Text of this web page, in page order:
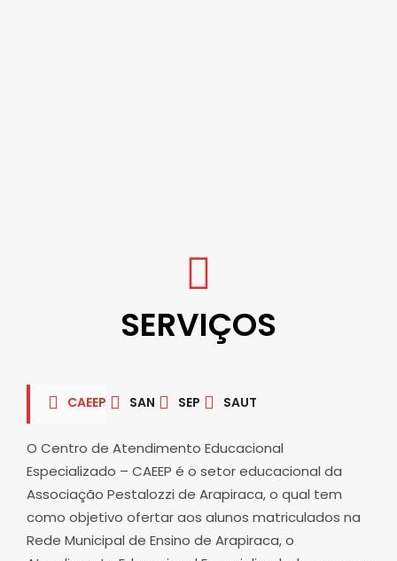
SERVIÇOS
CAEEP SAN SEP SAUT
O Centro de Atendimento Educacional
Especializado – CAEEP é o setor educacional da
Associação Pestalozzi de Arapiraca, o qual tem
como objetivo ofertar aos alunos matriculados na
Rede Municipal de Ensino de Arapiraca, o